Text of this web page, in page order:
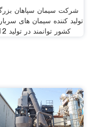
شرکت سیمان سپاهان
تولید کننده سیمان های
کشور توانمند در تولید 12 نوع